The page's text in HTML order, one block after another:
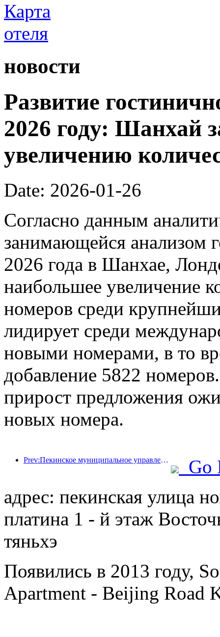
новости
Развитие
2026 году: Шанхай
увеличению
Date: 2026-01-26
Согласно данным
занимающейся анализом
2026 года в Шанхае,
наибольшее увеличение
номеров среди
лидирует среди
новыми номерами, в то
добавление 5822
прирост предложения
новых номера.
Prev:Пекинское муниципальное управление культуры и туризма: В 2025 году Пекин принял 5,48 миллиона иностранных туристов, что на 39% больше, чем годом ранее.
Go
адрес: пекинская улица
платина 1 - й этаж
тяньхэ
Появились в 2013 году,
Apartment - Beijing Road